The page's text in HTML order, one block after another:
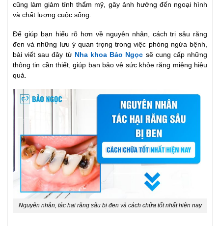
cũng làm giảm tính thẩm mỹ, gây ảnh hưởng đến ngoại hình
và chất lượng cuộc sống.
Để giúp bạn hiểu rõ hơn về nguyên nhân, cách trị sâu răng
đen và những lưu ý quan trọng trong việc phòng ngừa bệnh,
bài viết sau đây từNha khoa Bảo Ngọc sẽ cung cấp những
thông tin cần thiết, giúp bạn bảo vệ sức khỏe răng miệng hiệu
quả.
Nguyên nhân, tác hại răng sâu bị đen và cách chữa tốt nhất hiện nay